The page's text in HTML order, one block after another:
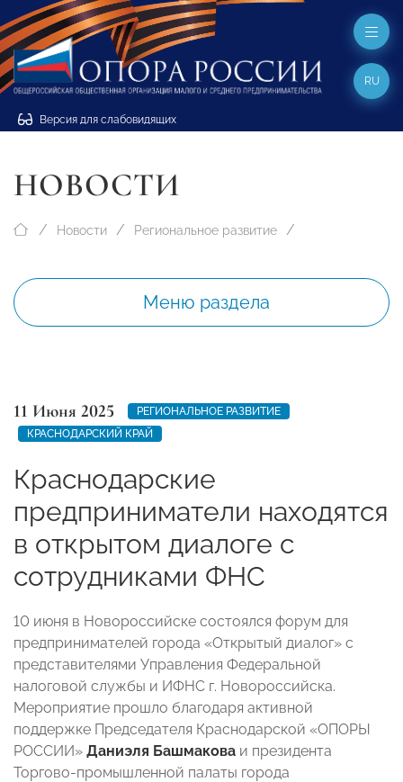
Версия для слабовидящих
RU
НОВОСТИ
Новости Региональное развитие
Меню раздела
11 Июня 2025
РЕГИОНАЛЬНОЕ РАЗВИТИЕ
КРАСНОДАРСКИЙ КРАЙ
Краснодарские
предприниматели находятся
в открытом диалоге с
сотрудниками ФНС
10 июня в Новороссийске состоялся форум для
предпринимателей города «Открытый диалог» с
представителями Управления Федеральной
налоговой службы и ИФНС г. Новороссийска.
Мероприятие прошло благодаря активной
поддержке Председателя Краснодарской «ОПОРЫ
РОССИИ» Даниэля Башмакова и президента
Торгово-промышленной палаты города